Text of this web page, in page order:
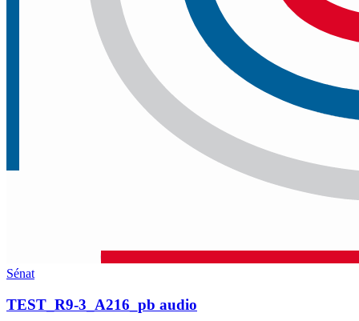
Sénat
TEST_R9-3_A216_pb audio